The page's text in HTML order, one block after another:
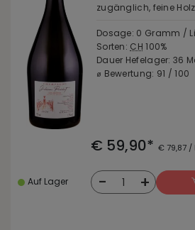
zugänglich, feine
Dosage: 0 Gramm /
Sorten: CH 100%
Dauer Hefelager: 36
⌀ Bewertung: 91 / 100
€ 59,90* € 79,87 /
Auf Lager - 1 +